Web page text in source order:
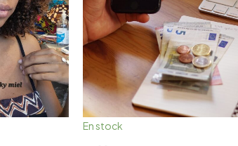
En stock